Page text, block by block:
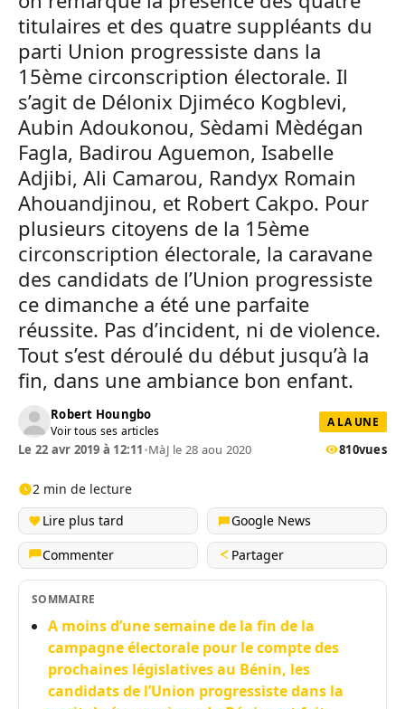
titulaires et des quatre suppléants du
parti Union progressiste dans la
15ème circonscription électorale. Il
s’agit de Délonix Djiméco Kogblevi,
Aubin Adoukonou, Sèdami Mèdégan
Fagla, Badirou Aguemon, Isabelle
Adjibi, Ali Camarou, Randyx Romain
Ahouandjinou, et Robert Cakpo. Pour
plusieurs citoyens de la 15ème
circonscription électorale, la caravane
des candidats de l’Union progressiste
ce dimanche a été une parfaite
réussite. Pas d’incident, ni de violence.
Tout s’est déroulé du début jusqu’à la
fin, dans une ambiance bon enfant.
Robert Houngbo
Voir tous ses articles
A LA UNE
Le 22 avr 2019 à 12:11•MàJ le 28 aou 2020 810vues
2 min de lecture
Lire plus tard
Google News
Commenter
Partager
SOMMAIRE
A moins d’une semaine de la fin de la
campagne électorale pour le compte des
prochaines législatives au Bénin, les
candidats de l’Union progressiste dans la